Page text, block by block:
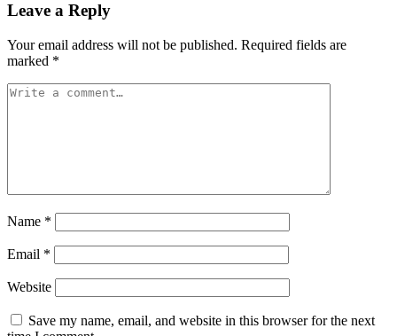
Leave a Reply
Your email address will not be published. Required fields are
marked *
Name *
Email *
Website
Save my name, email, and website in this browser for the next